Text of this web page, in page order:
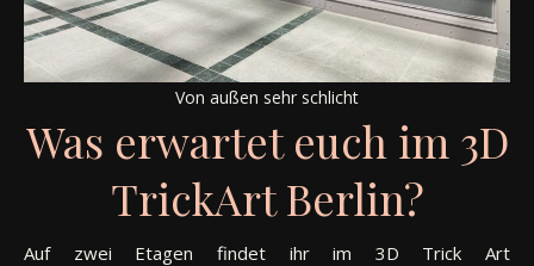
Von außen sehr schlicht
Was erwartet euch im 3D
TrickArt Berlin?
Auf zwei Etagen findet ihr im 3D Trick Art